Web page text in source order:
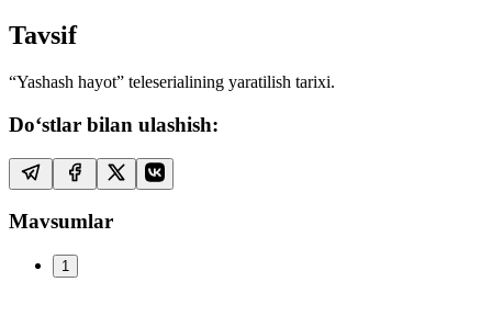
Tavsif
“Yashash hayot” teleserialining yaratilish tarixi.
Do‘stlar bilan ulashish:
Mavsumlar
1